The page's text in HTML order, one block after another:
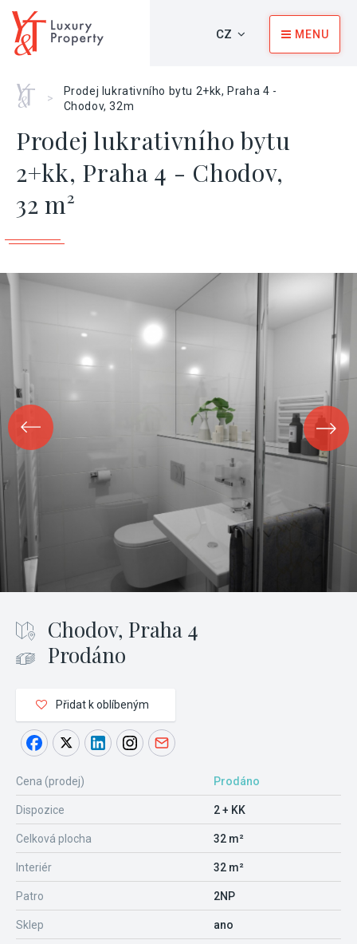
CZ MENU
Home
>
Prodej lukrativního bytu 2+kk, Praha 4 -
Chodov, 32m
Prodej lukrativního bytu
2+kk, Praha 4 - Chodov,
32 m²
Chodov, Praha 4
Prodáno
Přidat k oblíbeným
Cena (prodej) Prodáno
Dispozice 2 + KK
Celková plocha 32 m²
Interiér 32 m²
Patro 2NP
Sklep ano